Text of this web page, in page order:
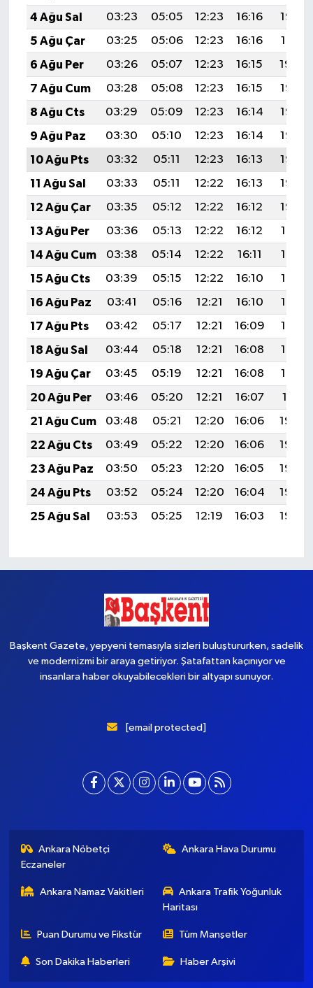
4 Ağu Sal
03:23 05:05 12:23 16:16
19:32
5 Ağu Çar
03:25 05:06 12:23 16:16
19:31
6 Ağu Per
03:26 05:07 12:23 16:15
19:29
7 Ağu Cum
03:28 05:08 12:23 16:15
19:28
8 Ağu Cts
03:29 05:09 12:23 16:14
19:27
9 Ağu Paz
03:30 05:10 12:23 16:14
19:26
10 Ağu Pts
03:32 05:11 12:23 16:13
19:25
11 Ağu Sal
03:33 05:11 12:22 16:13
19:23
12 Ağu Çar
03:35 05:12 12:22 16:12
19:22
13 Ağu Per
03:36 05:13 12:22 16:12
19:21
14 Ağu Cum
03:38 05:14 12:22 16:11
19:19
15 Ağu Cts
03:39 05:15 12:22 16:10
19:18
16 Ağu Paz
03:41 05:16 12:21 16:10
19:17
17 Ağu Pts
03:42 05:17 12:21 16:09
19:15
18 Ağu Sal
03:44 05:18 12:21 16:08
19:14
19 Ağu Çar
03:45 05:19 12:21 16:08
19:12
20 Ağu Per
03:46 05:20 12:21 16:07
19:11
21 Ağu Cum
03:48 05:21 12:20 16:06
19:09
22 Ağu Cts
03:49 05:22 12:20 16:06
19:08
23 Ağu Paz
03:50 05:23 12:20 16:05
19:06
24 Ağu Pts
03:52 05:24 12:20 16:04
19:05
25 Ağu Sal
03:53 05:25 12:19 16:03 19:03
Başkent Gazete, yepyeni temasıyla sizleri buluştururken, sadelik
ve modernizmi bir araya getiriyor. Şatafattan kaçınıyor ve
insanlara haber okuyabilecekleri bir altyapı sunuyor.
[email protected]
Ankara Nöbetçi
Eczaneler
Ankara Hava Durumu
Ankara Namaz Vakitleri
Ankara Trafik Yoğunluk
Haritası
Puan Durumu ve Fikstür Tüm Manşetler
Son Dakika Haberleri Haber Arşivi